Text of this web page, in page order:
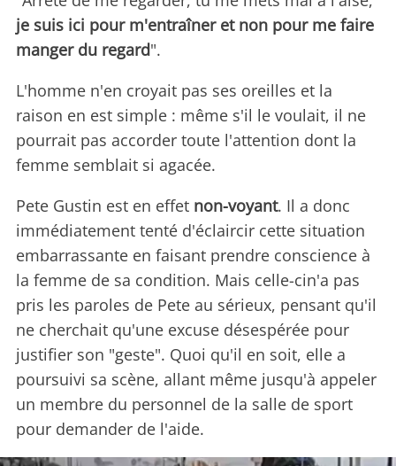
je suis ici pour m'entraîner et non pour me faire
manger du regard".
L'homme n'en croyait pas ses oreilles et la
raison en est simple : même s'il le voulait, il ne
pourrait pas accorder toute l'attention dont la
femme semblait si agacée.
Pete Gustin est en effet non-voyant. Il a donc
immédiatement tenté d'éclaircir cette situation
embarrassante en faisant prendre conscience à
la femme de sa condition. Mais celle-cin'a pas
pris les paroles de Pete au sérieux, pensant qu'il
ne cherchait qu'une excuse désespérée pour
justifier son "geste". Quoi qu'il en soit, elle a
poursuivi sa scène, allant même jusqu'à appeler
un membre du personnel de la salle de sport
pour demander de l'aide.